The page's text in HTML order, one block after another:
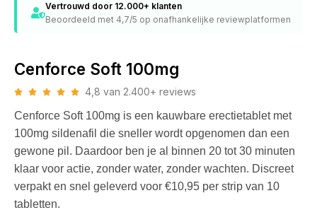
Vertrouwd door 12.000+ klanten
Beoordeeld met 4,7/5 op onafhankelijke reviewplatformen
Cenforce Soft 100mg
4,8 van 2.400+ reviews
Cenforce Soft 100mg is een kauwbare erectietablet met
100mg sildenafil die sneller wordt opgenomen dan een
gewone pil. Daardoor ben je al binnen 20 tot 30 minuten
klaar voor actie, zonder water, zonder wachten. Discreet
verpakt en snel geleverd voor €10,95 per strip van 10
tabletten.